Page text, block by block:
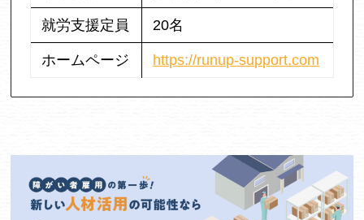
就労支援定員 20名
ホームページ https://runup-support.com